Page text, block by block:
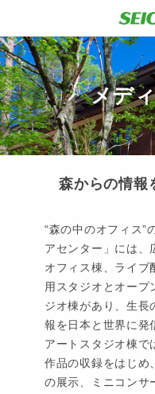
メデ
森からの情報
“森の中のオフィス”
アセンター」には、
オフィス棟、ライブ
用スタジオとオープ
ジオ棟があり、生長
報を日本と世界に発
アートスタジオ棟で
作品の収録をはじめ
の展示、ミニコンサ